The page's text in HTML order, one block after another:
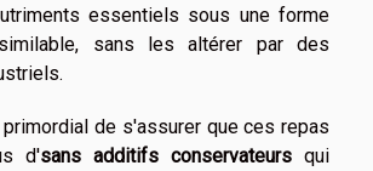
essentiels sous une forme
sans les altérer par des
de s'assurer que ces repas
d'sans additifs conservateurs qui